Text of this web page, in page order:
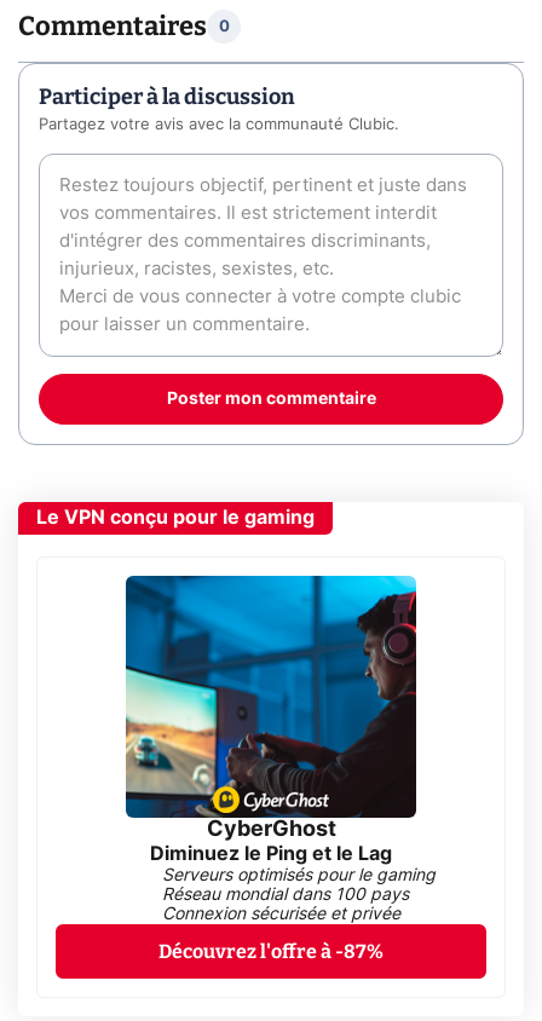
Commentaires 0
Participer à la discussion
Partagez votre avis avec la communauté Clubic.
Poster mon commentaire
Le VPN conçu pour le gaming
CyberGhost
Diminuez le Ping et le Lag
Serveurs optimisés pour le gaming
Réseau mondial dans 100 pays
Connexion sécurisée et privée
Découvrez l'offre à -87%